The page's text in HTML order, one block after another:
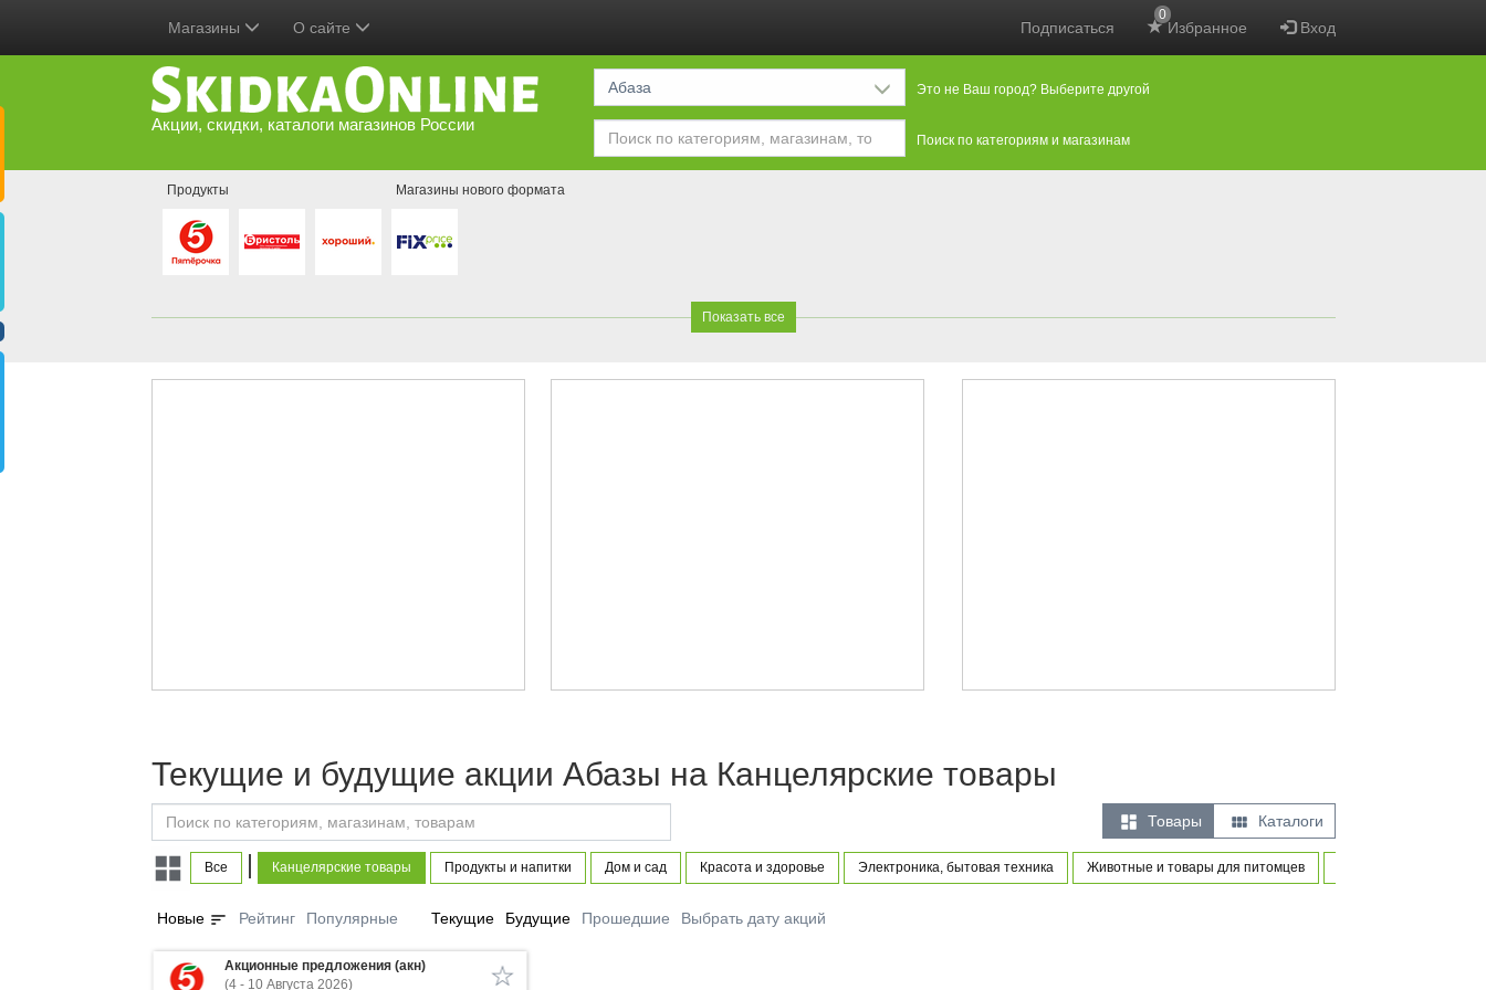
Подписаться Избранное
0
Вход
Магазины О сайте
Акции, скидки, каталоги магазинов России
Абаза Это не Ваш город? Выберите другой
Поиск по категориям и магазинам
Продукты Магазины нового формата
Показать все
Текущие и будущие акции Абазы на Канцелярские товары
 Товары  Каталоги
Все | Канцелярские товары Продукты и напитки Дом и сад Красота и здоровье Электроника, бытовая техника Животные и товары для питомцев
Новые sort Рейтинг Популярные Текущие Будущие Прошедшие Выбрать дату акций
Акционные предложения (акн)
(4 - 10 Августа 2026)